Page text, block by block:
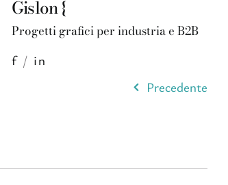
Gislon {
Progetti grafici per industria e B2B
f / in
Precedente